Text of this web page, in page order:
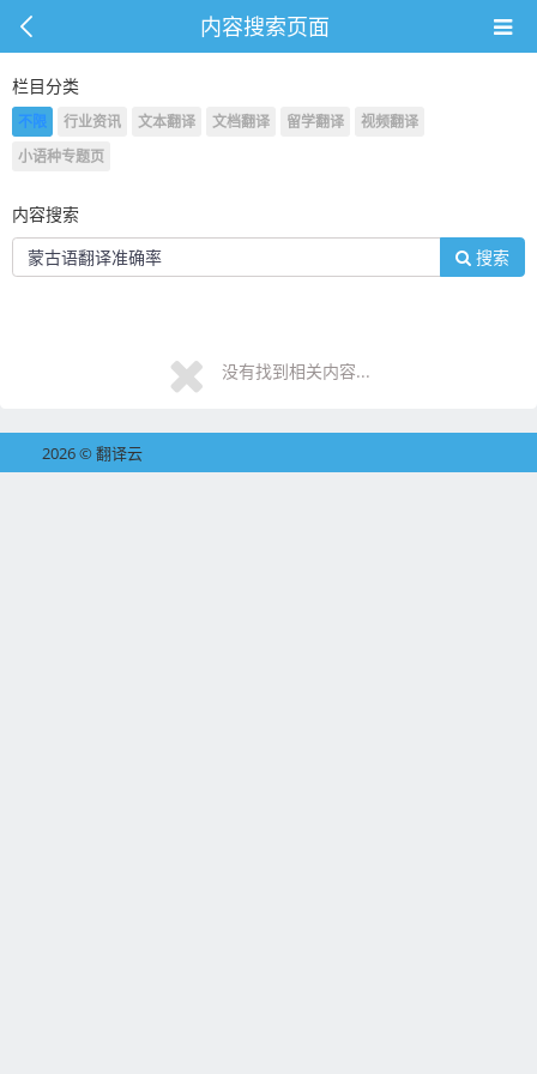
内容搜索页面
栏目分类
不限 行业资讯 文本翻译 文档翻译 留学翻译
视频翻译
小语种专题页
内容搜索
搜索
没有找到相关内容...
2026 © 翻译云